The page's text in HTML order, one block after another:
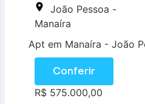
João Pessoa -
Manaíra
Apt em Manaíra - João
Conferir
R$ 575.000,00